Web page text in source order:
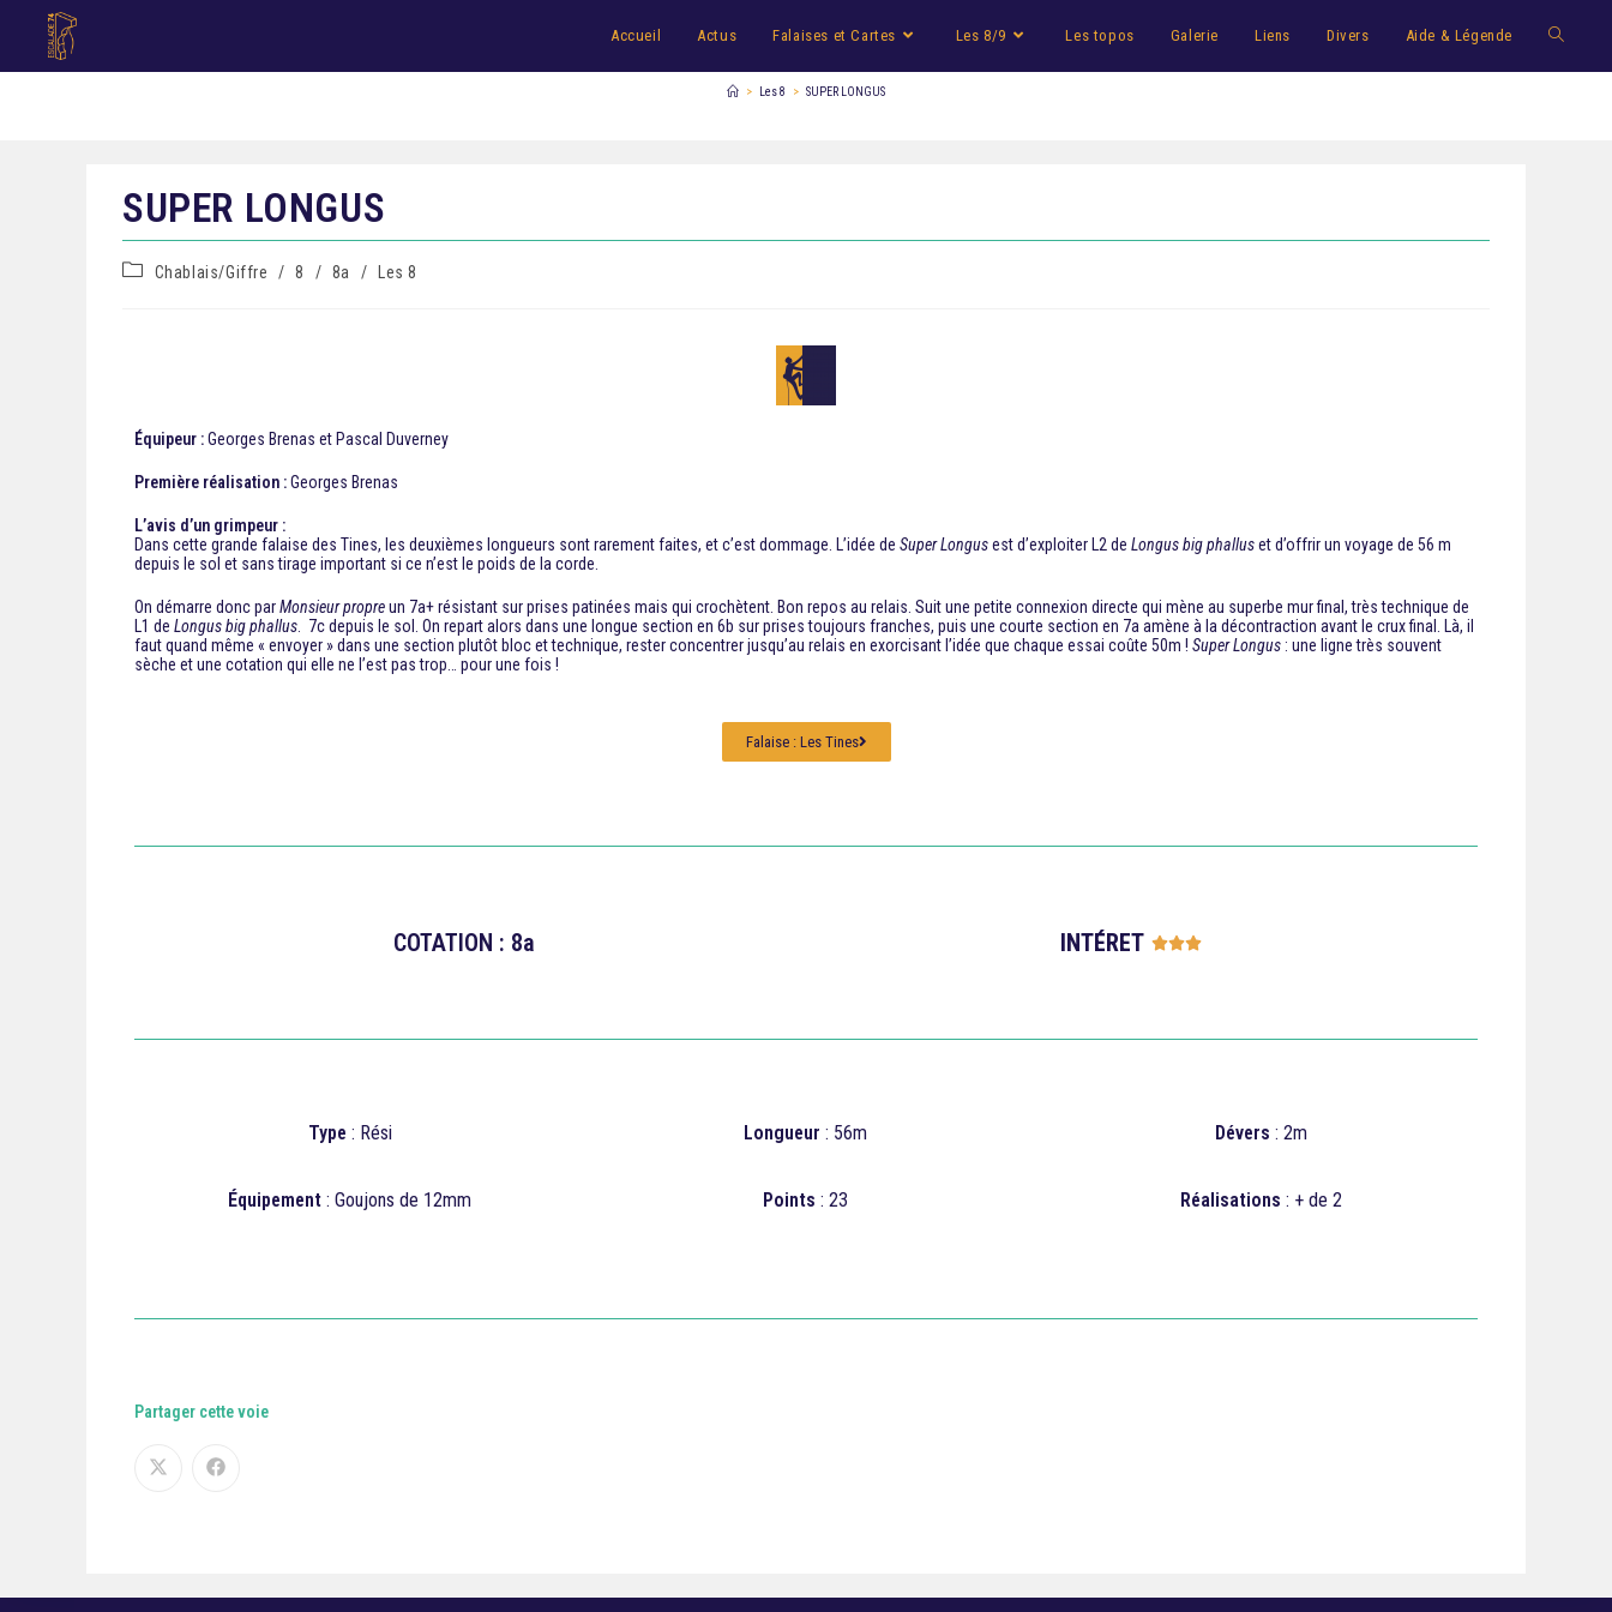
Accueil Actus Falaises et Cartes Les 8/9 Les topos Galerie Liens Divers Aide & Légende
> Les 8 > SUPER LONGUS
SUPER LONGUS
Chablais/Giffre / 8 / 8a / Les 8
Équipeur :Georges Brenas et Pascal Duverney
Première réalisation :Georges Brenas
L’avis d’un grimpeur :
Dans cette grande falaise des Tines, les deuxièmes longueurs sont rarement faites, et c’est dommage. L’idée de Super Longusest d’exploiter L2 de Longus big phalluset d’offrir un voyage de 56 m
depuis le sol et sans tirage important si ce n’est le poids de la corde.
On démarre donc parMonsieur propreun 7a+ résistant sur prises patinées mais qui crochètent. Bon repos au relais. Suit une petite connexion directe qui mène au superbe mur final, très technique de
L1 de Longus big phallus . 7c depuis le sol. On repart alors dans une longue section en 6b sur prises toujours franches, puis une courte section en 7a amène à la décontraction avant le crux final. Là, il
faut quand même « envoyer » dans une section plutôt bloc et technique, rester concentrer jusqu’au relais en exorcisant l’idée que chaque essai coûte 50m ! Super Longus : une ligne très souvent
sèche et une cotation qui elle ne l’est pas trop… pour une fois !
Falaise : Les Tines
COTATION : 8a INTÉRET 
Type : Rési Longueur : 56m Dévers : 2m
Équipement : Goujons de 12mm Points : 23 Réalisations : + de 2
Partager cette voie